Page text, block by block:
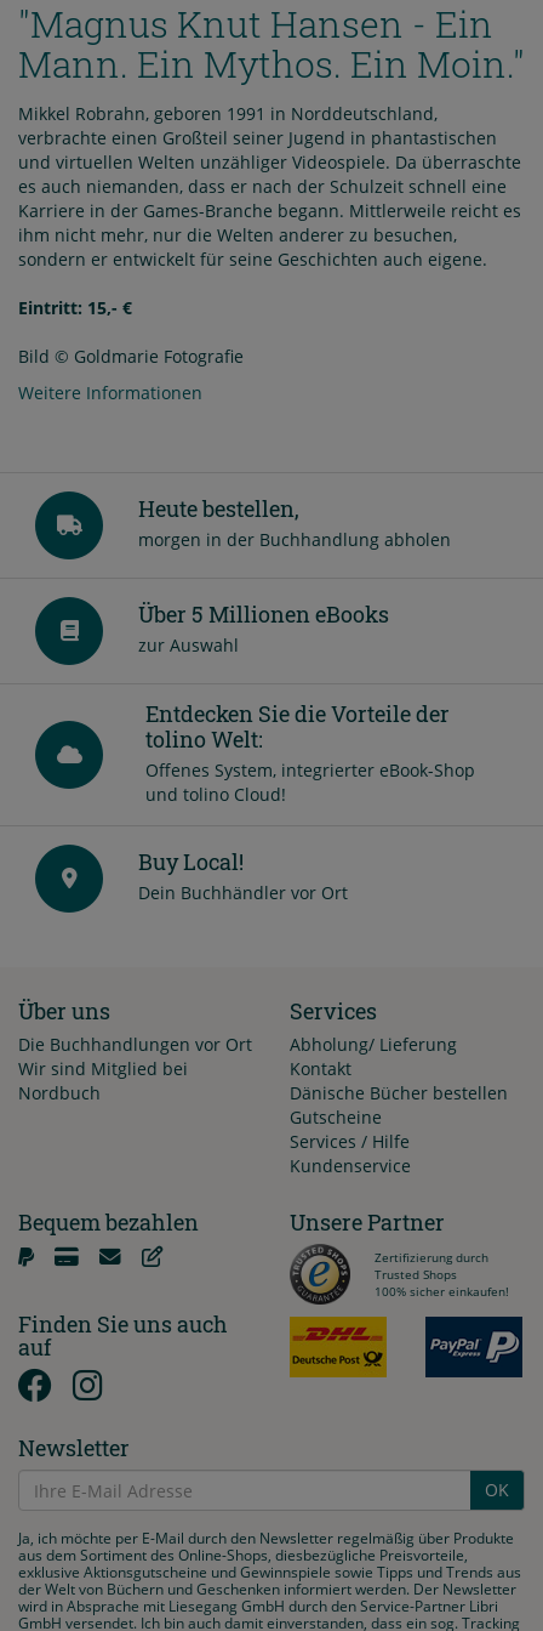
"Magnus Knut Hansen - Ein
Mann. Ein Mythos. Ein Moin."
Mikkel Robrahn, geboren 1991 in Norddeutschland,
verbrachte einen Großteil seiner Jugend in phantastischen
und virtuellen Welten unzähliger Videospiele. Da überraschte
es auch niemanden, dass er nach der Schulzeit schnell eine
Karriere in der Games-Branche begann. Mittlerweile reicht es
ihm nicht mehr, nur die Welten anderer zu besuchen,
sondern er entwickelt für seine Geschichten auch eigene.
Eintritt: 15,- €
Bild © Goldmarie Fotografie
Weitere Informationen
Heute bestellen,
morgen in der Buchhandlung abholen
Über 5 Millionen eBooks
zur Auswahl
Entdecken Sie die Vorteile der
tolino Welt:
Offenes System, integrierter eBook-Shop
und tolino Cloud!
Buy Local!
Dein Buchhändler vor Ort
Über uns
Die Buchhandlungen vor Ort
Wir sind Mitglied bei
Nordbuch
Services
Abholung/ Lieferung
Kontakt
Dänische Bücher bestellen
Gutscheine
Services / Hilfe
Kundenservice
Bequem bezahlen
Finden Sie uns auch
auf
Unsere Partner
Zertifizierung durch
Trusted Shops
100% sicher einkaufen!
Newsletter
OK
Ja, ich möchte per E-Mail durch den Newsletter regelmäßig über Produkte
aus dem Sortiment des Online-Shops, diesbezügliche Preisvorteile,
exklusive Aktionsgutscheine und Gewinnspiele sowie Tipps und Trends aus
der Welt von Büchern und Geschenken informiert werden. Der Newsletter
wird in Absprache mit Liesegang GmbH durch den Service-Partner Libri
GmbH versendet. Ich bin auch damit einverstanden, dass ein sog. Tracking